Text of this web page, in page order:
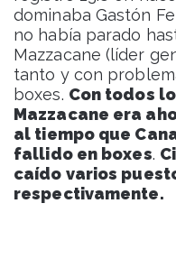
dominaba Gastón
no había parado
Mazzacane (líder
tanto y con
boxes. Con todos
Mazzacane era
al tiempo que
fallido en boxes.
caído varios
respectivamente.